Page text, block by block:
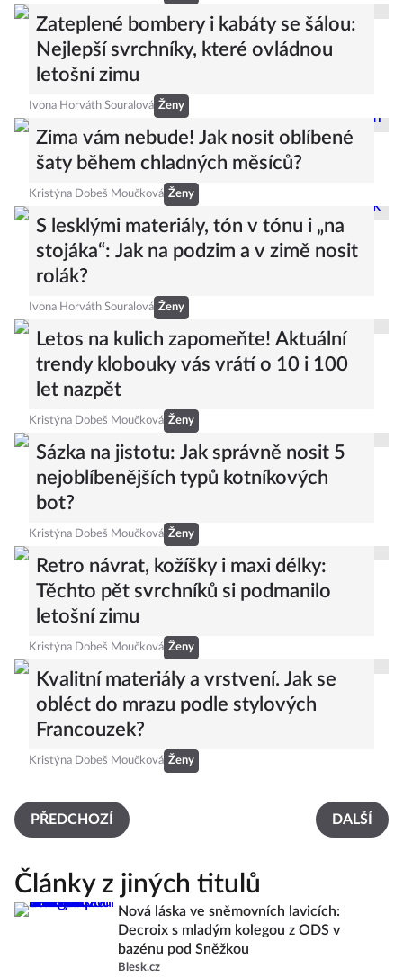
Zateplené bombery i kabáty se šálou:
Nejlepší svrchníky, které ovládnou
letošní zimu
Ivona Horváth Souralová Ženy
Zima vám nebude! Jak nosit oblíbené
šaty během chladných měsíců?
Kristýna Dobeš Moučková Ženy
S lesklými materiály, tón v tónu i „na
stojáka“: Jak na podzim a v zimě nosit
rolák?
Ivona Horváth Souralová Ženy
Letos na kulich zapomeňte! Aktuální
trendy klobouky vás vrátí o 10 i 100
let nazpět
Kristýna Dobeš Moučková Ženy
Sázka na jistotu: Jak správně nosit 5
nejoblíbenějších typů kotníkových
bot?
Kristýna Dobeš Moučková Ženy
Retro návrat, kožíšky i maxi délky:
Těchto pět svrchníků si podmanilo
letošní zimu
Kristýna Dobeš Moučková Ženy
Kvalitní materiály a vrstvení. Jak se
obléct do mrazu podle stylových
Francouzek?
Kristýna Dobeš Moučková Ženy
PŘEDCHOZÍ DALŠÍ
Články z jiných titulů
Nová láska ve sněmovních lavicích:
Decroix s mladým kolegou z ODS v
bazénu pod Sněžkou
Blesk.cz